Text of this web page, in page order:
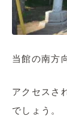
当館の南方
アクセスさ
でしょう。